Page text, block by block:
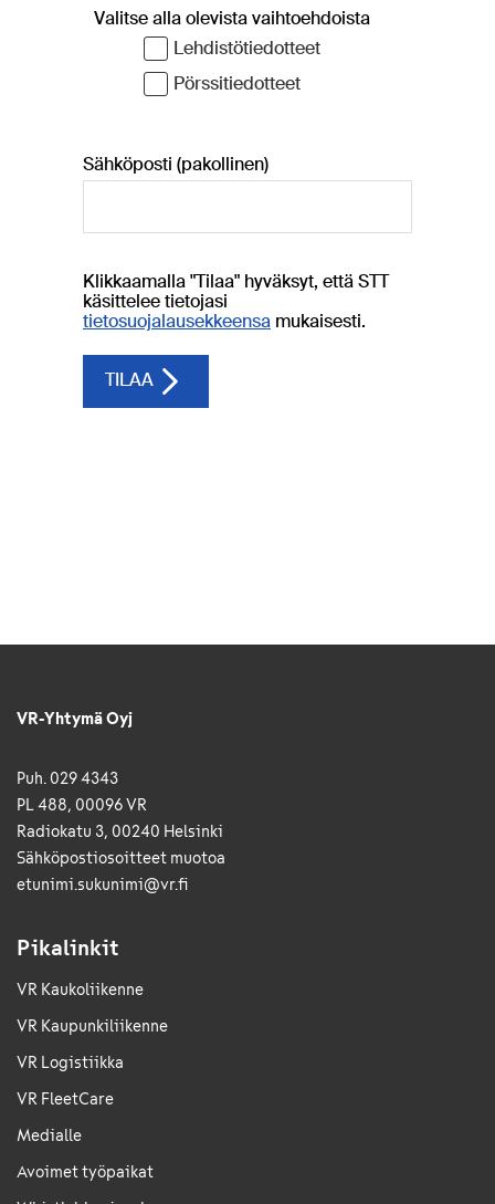
VR-Yhtymä Oyj
Puh. 029 4343
PL 488, 00096 VR
Radiokatu 3, 00240 Helsinki
Sähkö­posti­osoitteet muotoa
etunimi.sukunimi@vr.fi
Pikalinkit
VR Kaukoliikenne
VR Kaupunkiliikenne
VR Logistiikka
VR FleetCare
Medialle
Avoimet työpaikat